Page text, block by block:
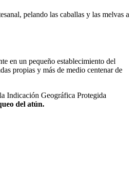
pelando las caballas y las melvas a
en un pequeño establecimiento del
propias y más de medio centenar de
Indicación Geográfica Protegida
del atún.